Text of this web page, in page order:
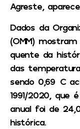
Agreste,
Dados da
(OMM)
quente da
das
sendo 0,69°C
1991/2020, que
anual foi de
histórica.